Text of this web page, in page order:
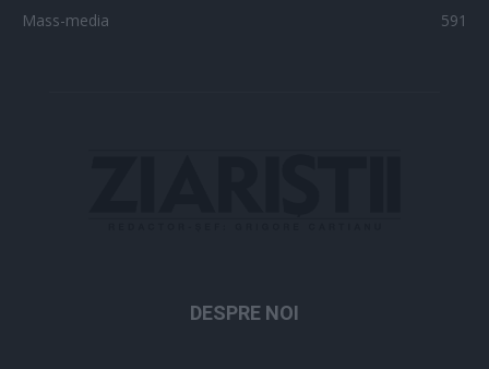
Mass-media
591
DESPRE NOI